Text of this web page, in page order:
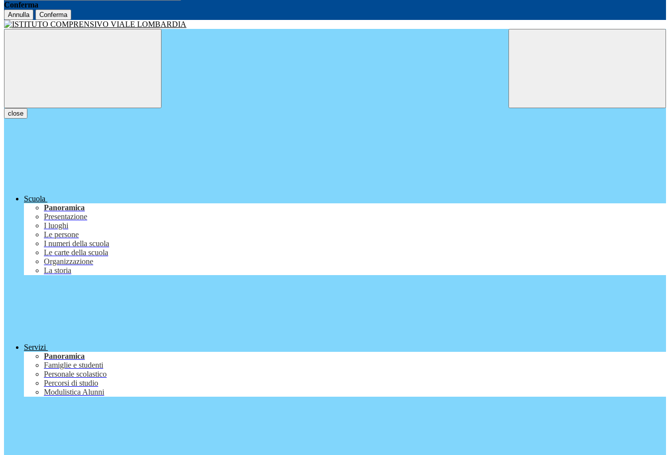
Conferma
Annulla Conferma
close
Scuola
Panoramica
Presentazione
I luoghi
Le persone
I numeri della scuola
Le carte della scuola
Organizzazione
La storia
Servizi
Panoramica
Famiglie e studenti
Personale scolastico
Percorsi di studio
Modulistica Alunni